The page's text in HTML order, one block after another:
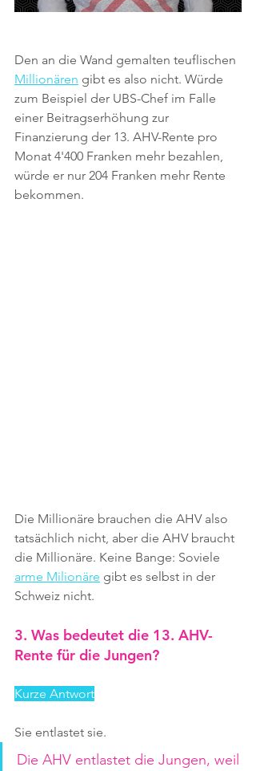
Den an die Wand gemalten teuflischen
Millionären gibt es also nicht. Würde
zum Beispiel der UBS-Chef im Falle
einer Beitragserhöhung zur
Finanzierung der 13. AHV-Rente pro
Monat 4'400 Franken mehr bezahlen,
würde er nur 204 Franken mehr Rente
bekommen.
Die Millionäre brauchen die AHV also
tatsächlich nicht, aber die AHV braucht
die Millionäre. Keine Bange: Soviele
arme Milionäre gibt es selbst in der
Schweiz nicht.
3. Was bedeutet die 13. AHV-
Rente für die Jungen?
Kurze Antwort
Sie entlastet sie.
Die AHV entlastet die Jungen, weil